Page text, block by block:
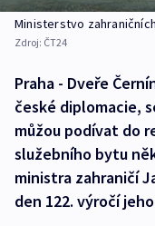
Ministerstvo
Zdroj: ČT24
Praha - Dveře
české diplomacie,
můžou podívat do
služebního bytu
ministra zahraničí
den 122. výročí